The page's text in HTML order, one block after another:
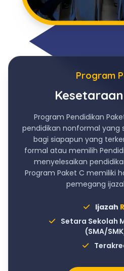
Program
Program Pendidikan
pendidikan nonformal yang
bagi siapapun yang
formal atau memilih
menyelesaikan
Program Paket C memiliki
pemegang
Ijazah
Setara Sekolah
(SMA/